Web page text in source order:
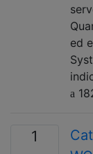
ed
1